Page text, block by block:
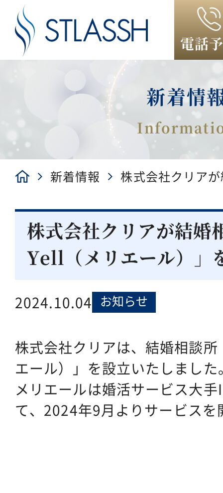
電話
新着情
新着情報
株式会社クリア
株式会社クリアが結
Yell（メリエール）」
2024.10.04 お知らせ
株式会社クリアは、結婚相談
エール）」を設立いたしました
メリエールは婚活サービス大
て、2024年9月よりサービスを